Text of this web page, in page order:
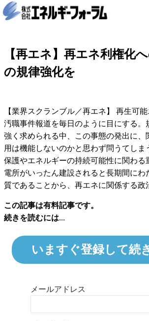
【再エネ】再エネ利権化
の規律強化を
【業界スクランブル／再エネ】 再生可
汚職事件報道を毎日のように目にする。
強く求められる中、この事態の発出に、
用は機能しないのかと思わず問うてしま
保護やエネルギーの持続可能性に関わる
電所がいったん建設されると長期間にわ
質であることから、再エネに関係する政
この記事は有料記事です。
続きを読むには...
いますぐ登録して続
メールアドレス